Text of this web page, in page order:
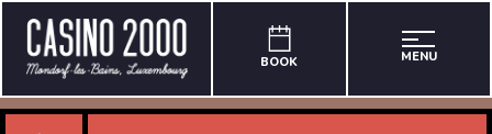
BOOK MENU